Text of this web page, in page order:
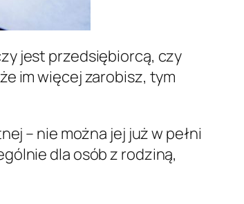
jest przedsiębiorcą, czy
im więcej zarobisz, tym
– nie można jej już w pełni
dla osób z rodziną,